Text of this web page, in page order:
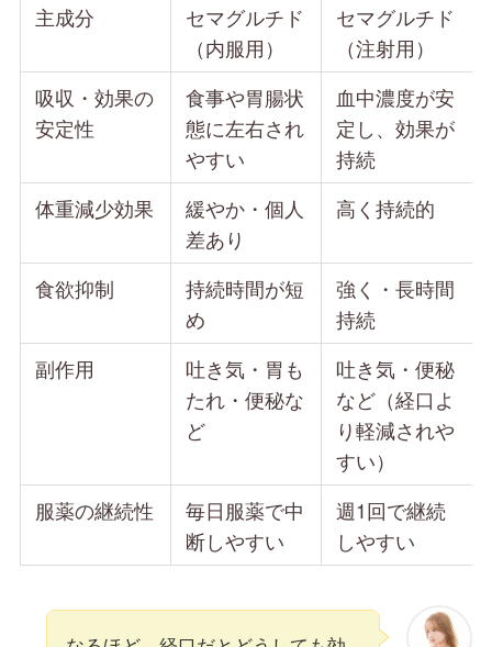
主成分
セマグルチド
（内服用）
セマグルチド
（注射用）
吸収・効果の
安定性
食事や胃腸状
態に左右され
やすい
血中濃度が安
定し、効果が
持続
体重減少効果
緩やか・個人
差あり
高く持続的
食欲抑制
持続時間が短
め
強く・長時間
持続
副作用
吐き気・胃も
たれ・便秘な
ど
吐き気・便秘
など（経口よ
り軽減されや
すい）
服薬の継続性
毎日服薬で中
断しやすい
週1回で継続
しやすい